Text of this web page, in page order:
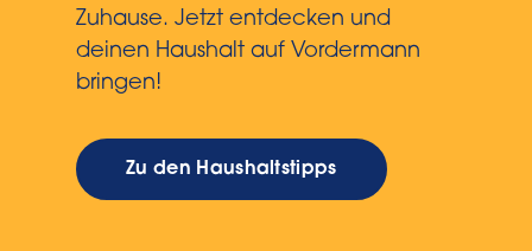
Zuhause. Jetzt entdecken und
deinen Haushalt auf Vordermann
bringen!
Zu den Haushaltstipps